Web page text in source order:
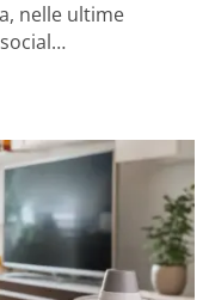
nelle ultime